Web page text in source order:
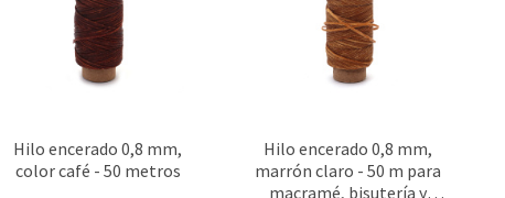
Hilo encerado 0,8 mm,
color café - 50 metros
Hilo encerado 0,8 mm,
marrón claro - 50 m para
macramé, bisutería y